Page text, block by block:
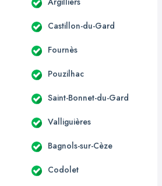
Castillon-du-Gard
Fournès
Pouzilhac
Saint-Bonnet-du-Gard
Valliguières
Bagnols-sur-Cèze
Codolet